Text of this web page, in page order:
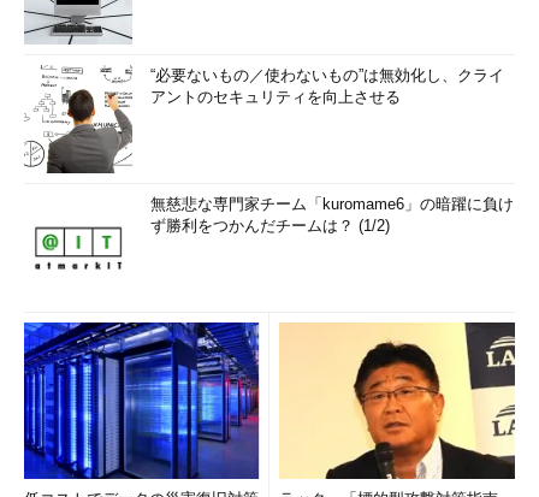
“必要ないもの／使わないもの”は無効化し、クライ
アントのセキュリティを向上させる
無慈悲な専門家チーム「kuromame6」の暗躍に負け
ず勝利をつかんだチームは？ (1/2)